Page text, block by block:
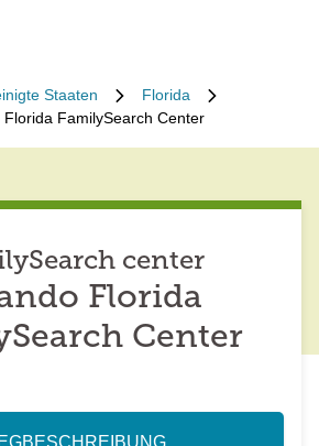
Staaten
Florida
Florida FamilySearch Center
center
Florida
Center